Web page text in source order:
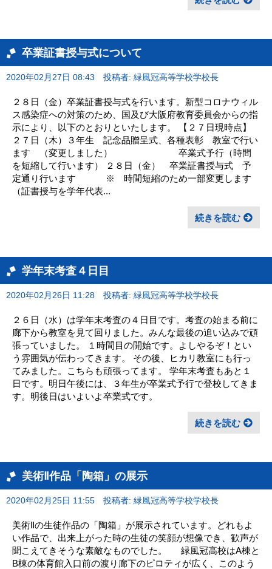
卒業証書授与式について
2020年02月27日 08:43 投稿者: 緑風冠高等学校学校長
２８日（金）卒業証書授与式を行います。新型コロナウィル
ス感染症への対策のため、国及び大阪府教育委員会からの指
示により、以下のとおりといたします。 【２７日現時点】
２７日（木）３年生 記念品贈呈式、各種表彰 教室で行い
ます （変更しました） 卒業式予行（時間
を短縮して行います） ２８日（金） 卒業証書授与式 予
定通り行います ※ 時間短縮のため一部変更します
（証書授与を学年代表...
続きを読む
学年末考査４日目
2020年02月26日 11:28 投稿者: 緑風冠高等学校学校長
２６日（水）は学年末考査の４日目です。考査の始まる前に
廊下から教室を見て回りました。みんな最後の追い込みで頑
張っていました。 １時間目の開始です。よしやるぞ！とい
う雰囲気が伝わってきます。 その後、ヒカリ教室にも行っ
てみました。こちらも頑張ってます。 学年末考査もあと１
日です。明日午後には、３年生が卒業式予行で登校してきま
す。明後日はいよいよ卒業式です。
続きを読む
美術Ⅱ作品「陶箱」の展示
2020年02月25日 11:55 投稿者: 緑風冠高等学校学校長
美術Ⅱの生徒作品の「陶箱」が展示されています。どれもよ
い作品で、出来上がった時の生徒の笑顔が想像でき、歓声が
聞こえてきそうな素敵なものでした。 緑風冠高校はA棟と
B棟の体育館入口前の渡り廊下のピロティが広く、このよう